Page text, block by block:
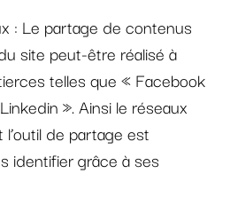
: Le partage de contenus
site peut-être réalisé à
telles que « Facebook
». Ainsi le réseaux
de partage est
identifier grâce à ses